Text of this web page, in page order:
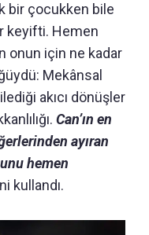
bir çocukken bile
keyifti. Hemen
onun için ne kadar
Mekânsal
akıcı dönüşler
Can’ın en
ayıran
hemen
kullandı.